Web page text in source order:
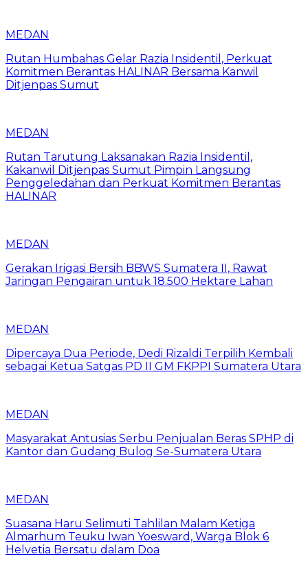
MEDAN
Rutan Humbahas Gelar Razia Insidentil, Perkuat
Komitmen Berantas HALINAR Bersama Kanwil
Ditjenpas Sumut
MEDAN
Rutan Tarutung Laksanakan Razia Insidentil,
Kakanwil Ditjenpas Sumut Pimpin Langsung
Penggeledahan dan Perkuat Komitmen Berantas
HALINAR
MEDAN
Gerakan Irigasi Bersih BBWS Sumatera II, Rawat
Jaringan Pengairan untuk 18.500 Hektare Lahan
MEDAN
Dipercaya Dua Periode, Dedi Rizaldi Terpilih Kembali
sebagai Ketua Satgas PD II GM FKPPI Sumatera Utara
MEDAN
Masyarakat Antusias Serbu Penjualan Beras SPHP di
Kantor dan Gudang Bulog Se-Sumatera Utara
MEDAN
Suasana Haru Selimuti Tahlilan Malam Ketiga
Almarhum Teuku Iwan Yoesward, Warga Blok 6
Helvetia Bersatu dalam Doa